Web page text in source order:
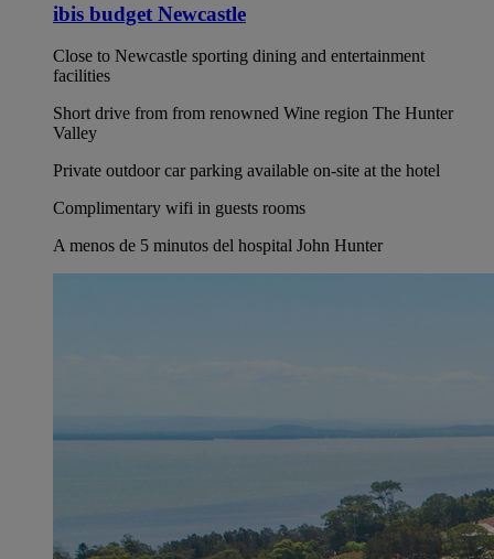
ibis budget Newcastle
Close to Newcastle sporting dining and entertainment
facilities
Short drive from from renowned Wine region The Hunter
Valley
Private outdoor car parking available on-site at the hotel
Complimentary wifi in guests rooms
A menos de 5 minutos del hospital John Hunter